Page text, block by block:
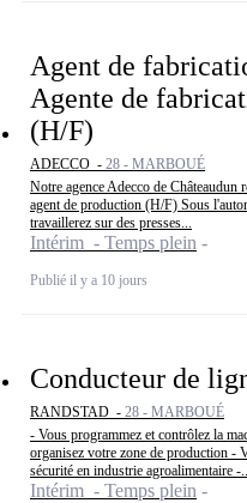
Agent de
Agente de
(H/F)
ADECCO - 28 - MARBOUÉ
Notre agence Adecco de
agent de production (H/F) Sous
travaillerez sur des presses...
Intérim - Temps plein
Publié il y a 10 jours
Conducteur de
RANDSTAD - 28 - MARBOUÉ
- Vous programmez et contrôlez la
organisez votre zone de production -
sécurité en industrie agroalimentaire -
Intérim - Temps plein